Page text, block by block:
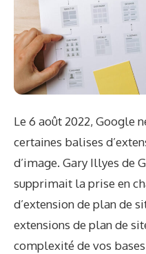
Le 6 août 2022, Google
certaines balises
d’image. Gary Illyes de
supprimait la prise en
d’extension de plan de
extensions de plan de
complexité de vos